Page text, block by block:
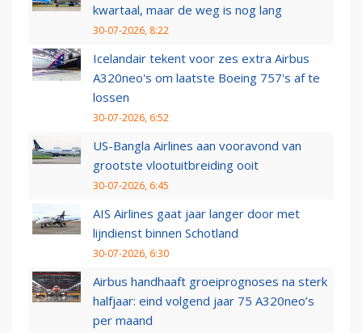
kwartaal, maar de weg is nog lang
30-07-2026, 8:22
Icelandair tekent voor zes extra Airbus
A320neo's om laatste Boeing 757's af te
lossen
30-07-2026, 6:52
US-Bangla Airlines aan vooravond van
grootste vlootuitbreiding ooit
30-07-2026, 6:45
AIS Airlines gaat jaar langer door met
lijndienst binnen Schotland
30-07-2026, 6:30
Airbus handhaaft groeiprognoses na sterk
halfjaar: eind volgend jaar 75 A320neo’s
per maand